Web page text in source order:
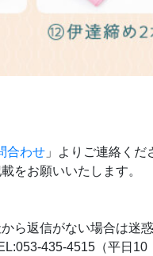
合わせ 」よりご連絡くだ
をお願いいたします。
返信がない場合は迷
435-4515（平日10